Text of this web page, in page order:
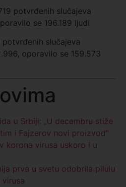
potvrđenih slučajeva
se 196.189 ljudi
potvrđenih slučajeva
oporavilo se 159.573
u Srbiji: „U decembru stiže
i Fajzerov novi proizvod“
korona virusa uskoro i u
prva u svetu odobrila pilulu